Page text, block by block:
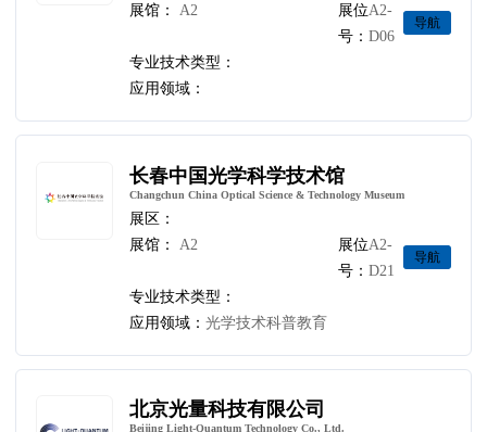
展馆：
A2
展位
号：
A2-
D06
导航
专业技术类型：
应用领域：
长春中国光学科学技术馆
Changchun China Optical Science & Technology Museum
展区：
展馆：
A2
展位
号：
A2-
D21
导航
专业技术类型：
应用领域：光学技术科普教育
北京光量科技有限公司
Beijing Light-Quantum Technology Co., Ltd.